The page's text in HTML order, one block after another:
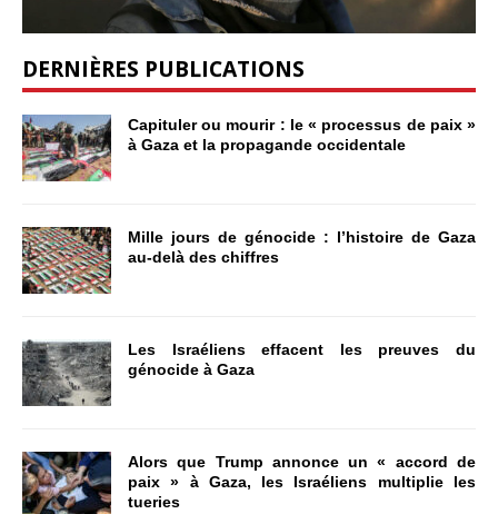
DERNIÈRES PUBLICATIONS
Capituler ou mourir : le « processus de paix »
à Gaza et la propagande occidentale
Mille jours de génocide : l’histoire de Gaza
au-delà des chiffres
Les Israéliens effacent les preuves du
génocide à Gaza
Alors que Trump annonce un « accord de
paix » à Gaza, les Israéliens multiplie les
tueries